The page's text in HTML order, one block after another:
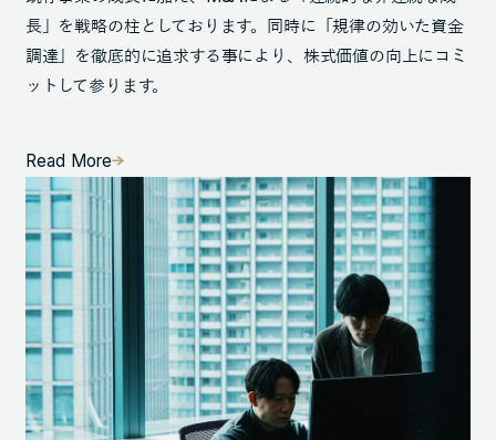
長」を戦略の柱としております。同時に「規律の効いた資金
調達」を徹底的に追求する事により、株式価値の向上にコミ
ットして参ります。
Read More